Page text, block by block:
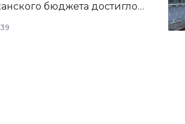
бюджета достигло
объемов.